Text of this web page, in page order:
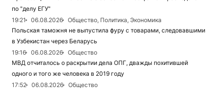
по "делу ЕГУ"
19:21
06.08.2026
Общество, Политика, Экономика
Польская таможня не выпустила фуру с товарами, следовавшими
в Узбекистан через Беларусь
19:16
06.08.2026
Общество
МВД отчиталось о раскрытии дела ОПГ, дважды похитившей
одного и того же человека в 2019 году
17:52
06.08.2026
Общество